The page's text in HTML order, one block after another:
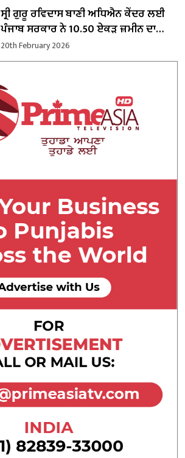
ਸ੍ਰੀ ਗੁਰੂ ਰਵਿਦਾਸ ਬਾਣੀ ਅਧਿਐਨ ਕੇਂਦਰ ਲਈ
ਪੰਜਾਬ ਸਰਕਾਰ ਨੇ 10.50 ਏਕੜ ਜ਼ਮੀਨ ਦਾ
ਕਬਜ਼ਾ ਲਿਆ
20th February 2026